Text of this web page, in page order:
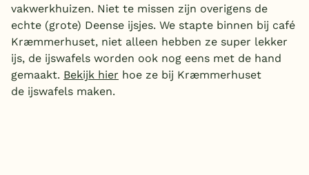
vakwerkhuizen. Niet te missen zijn overigens de
echte (grote) Deense ijsjes. We stapte binnen bij café
Kræmmerhuset, niet alleen hebben ze super lekker
ijs, de ijswafels worden ook nog eens met de hand
gemaakt. Bekijk hier hoe ze bij Kræmmerhuset
de ijswafels maken.